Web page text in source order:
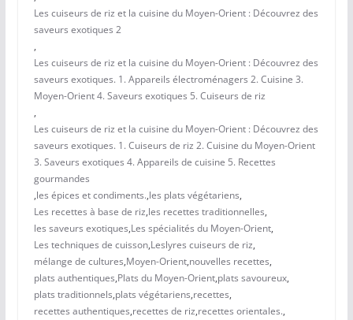
Les cuiseurs de riz et la cuisine du Moyen-Orient : Découvrez des
saveurs exotiques 2
,
Les cuiseurs de riz et la cuisine du Moyen-Orient : Découvrez des
saveurs exotiques. 1. Appareils électroménagers 2. Cuisine 3.
Moyen-Orient 4. Saveurs exotiques 5. Cuiseurs de riz
,
Les cuiseurs de riz et la cuisine du Moyen-Orient : Découvrez des
saveurs exotiques. 1. Cuiseurs de riz 2. Cuisine du Moyen-Orient
3. Saveurs exotiques 4. Appareils de cuisine 5. Recettes
gourmandes
,les épices et condiments.,les plats végétariens,
Les recettes à base de riz,les recettes traditionnelles,
les saveurs exotiques,Les spécialités du Moyen-Orient,
Les techniques de cuisson,Leslyres cuiseurs de riz,
mélange de cultures,Moyen-Orient,nouvelles recettes,
plats authentiques,Plats du Moyen-Orient,plats savoureux,
plats traditionnels,plats végétariens,recettes,
recettes authentiques,recettes de riz,recettes orientales.,